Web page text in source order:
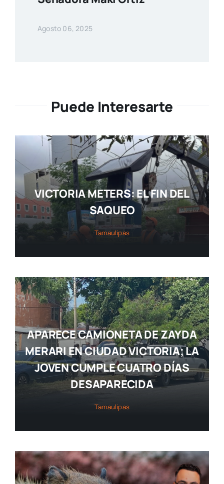
Agosto 06, 2025
Puede Interesarte
VICTORIA METERS: EL FIN DEL
SAQUEO
Tamaulipas
APARECE CAMIONETA DE ZAYDA
MERARI EN CIUDAD VICTORIA; LA
JOVEN CUMPLE CUATRO DÍAS
DESAPARECIDA
Tamaulipas